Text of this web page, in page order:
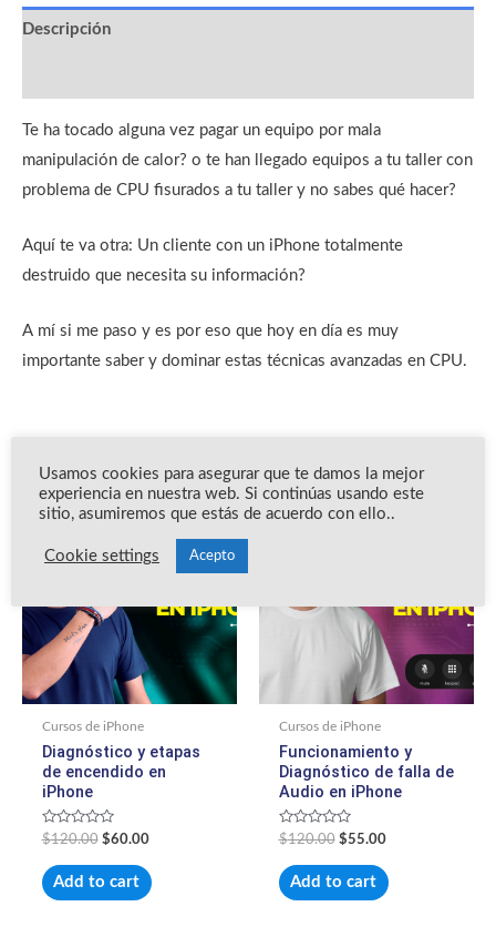
Descripción
Te ha tocado alguna vez pagar un equipo por mala
manipulación de calor? o te han llegado equipos a tu taller con
problema de CPU fisurados a tu taller y no sabes qué hacer?
Aquí te va otra: Un cliente con un iPhone totalmente
destruido que necesita su información?
A mí si me paso y es por eso que hoy en día es muy
importante saber y dominar estas técnicas avanzadas en CPU.
¡Oferta!
Cursos de iPhone
Diagnóstico y etapas
de encendido en
iPhone
Valorado
con
de
5
$120.00
El
precio
era:
$60.00
El
precio
es:
$60.00.
Add to cart
Cursos de iPhone
Funcionamiento y
Diagnóstico de falla de
Audio en iPhone
Valorado
con
de
5
$120.00
El
precio
$55.00
El
precio
Add to cart
Usamos cookies para asegurar que te damos la mejor
experiencia en nuestra web. Si continúas usando este
sitio, asumiremos que estás de acuerdo con ello..
Cookie settings Acepto